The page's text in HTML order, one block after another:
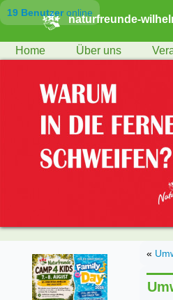
19 Benutzeronline
naturfreunde-
Home Über uns
«